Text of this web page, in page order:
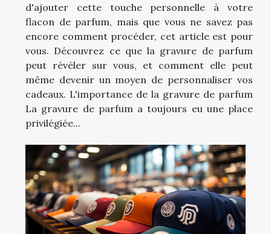
d'ajouter cette touche personnelle à votre
flacon de parfum, mais que vous ne savez pas
encore comment procéder, cet article est pour
vous. Découvrez ce que la gravure de parfum
peut révéler sur vous, et comment elle peut
même devenir un moyen de personnaliser vos
cadeaux. L'importance de la gravure de parfum
La gravure de parfum a toujours eu une place
privilégiée...